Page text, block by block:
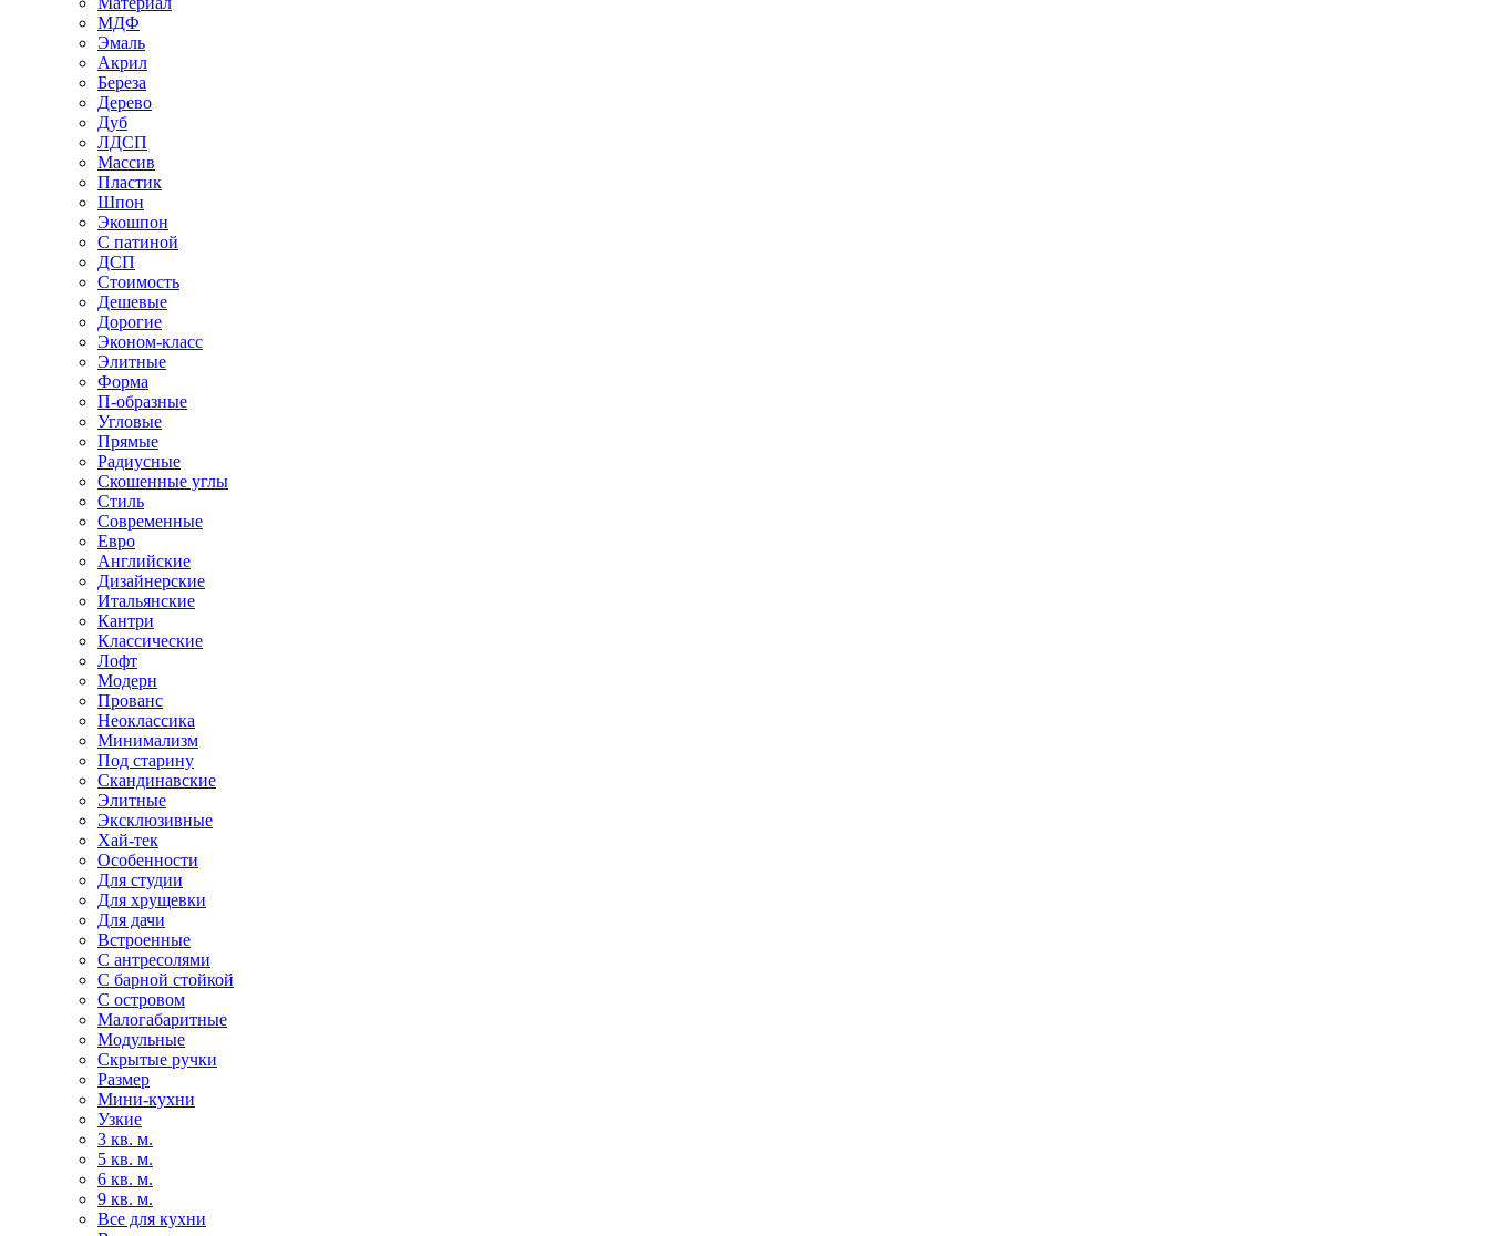
МДФ
Эмаль
Акрил
Береза
Дерево
Дуб
ЛДСП
Массив
Пластик
Шпон
Экошпон
С патиной
ДСП
Стоимость
Дешевые
Дорогие
Эконом-класс
Элитные
Форма
П-образные
Угловые
Прямые
Радиусные
Скошенные углы
Стиль
Современные
Евро
Английские
Дизайнерские
Итальянские
Кантри
Классические
Лофт
Модерн
Прованс
Неоклассика
Минимализм
Под старину
Скандинавские
Элитные
Эксклюзивные
Хай-тек
Особенности
Для студии
Для хрущевки
Для дачи
Встроенные
С антресолями
С барной стойкой
С островом
Малогабаритные
Модульные
Скрытые ручки
Размер
Мини-кухни
Узкие
3 кв. м.
5 кв. м.
6 кв. м.
9 кв. м.
Все для кухни